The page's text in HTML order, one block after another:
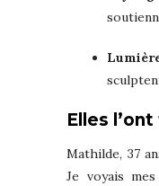
Elles
Mathilde, 37
Je voyais mes